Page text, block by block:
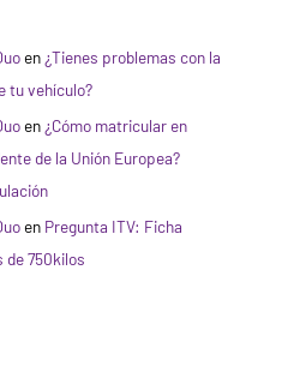
en ¿Tienes problemas con la
tu vehículo?
en ¿Cómo matricular en
de la Unión Europea?
en Pregunta ITV: Ficha
de 750kilos